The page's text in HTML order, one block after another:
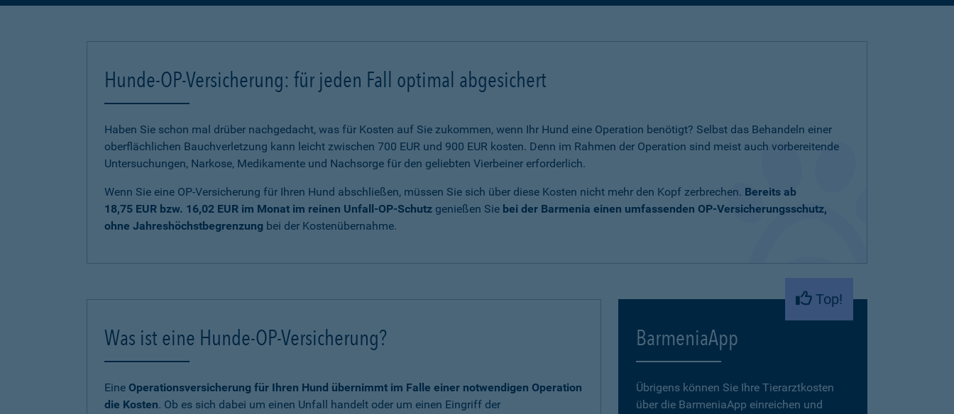
Hunde-OP-Versicherung: für jeden Fall optimal abgesichert
Haben Sie schon mal drüber nachgedacht, was für Kosten auf Sie zukommen, wenn Ihr Hund eine Operation benötigt? Selbst das Behandeln einer
oberflächlichen Bauchverletzung kann leicht zwischen 700 EUR und 900 EUR kosten. Denn im Rahmen der Operation sind meist auch vorbereitende
Untersuchungen, Narkose, Medikamente und Nachsorge für den geliebten Vierbeiner erforderlich.
Wenn Sie eine OP-Versicherung für Ihren Hund abschließen, müssen Sie sich über diese Kosten nicht mehr den Kopf zerbrechen. Bereits ab
18,75 EUR bzw. 16,02 EUR im Monat im reinen Unfall-OP-Schutz genießen Sie bei der Barmenia einen umfassenden OP-Versicherungsschutz,
ohne Jahreshöchstbegrenzung bei der Kostenübernahme.
Was ist eine Hunde-OP-Versicherung?
Eine Operationsversicherung für Ihren Hund übernimmt im Falle einer notwendigen Operation
die Kosten. Ob es sich dabei um einen Unfall handelt oder um einen Eingriff der
Top!
BarmeniaApp
Übrigens können Sie Ihre Tierarztkosten
über die BarmeniaApp einreichen und